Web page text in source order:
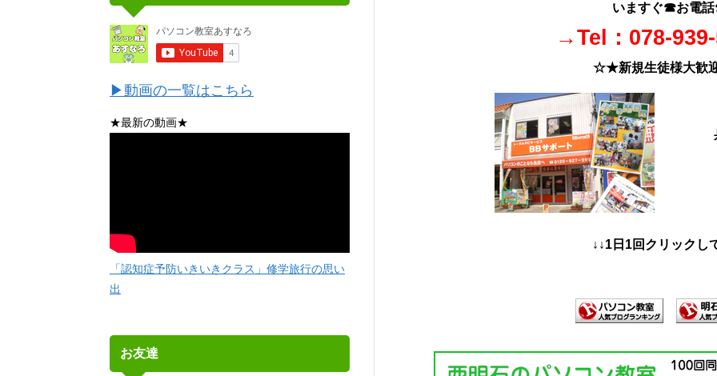
いますぐ☎お電
→Tel：078-
☆★新規生徒様大
↓↓1日1回クリックし
▶動画の一覧はこちら
★最新の動画★
「認知症予防いきいきクラス」修学旅行の思い
出
お友達